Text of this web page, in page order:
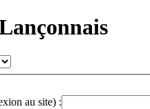
au site) :